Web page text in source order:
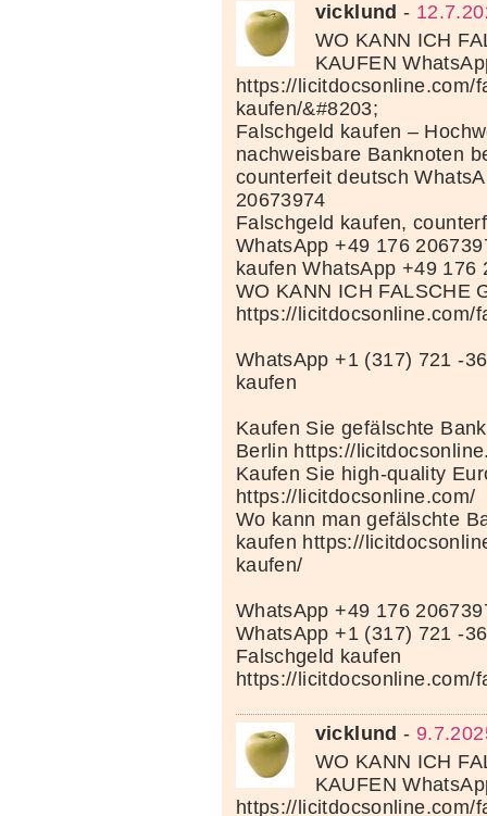
vicklund -
WO KANN ICH
KAUFEN
https://licitdocsonline.com/
kaufen/&#8203;
Falschgeld kaufen –
nachweisbare Banknoten
counterfeit deutsch
20673974
Falschgeld kaufen,
WhatsApp +49 176
kaufen WhatsApp +49 176
WO KANN ICH FALSCHE
https://licitdocsonline.com/
WhatsApp +1 (317) 721 -
kaufen
Kaufen Sie gefälschte
Berlin https://
Kaufen Sie high-quality
https://licitdocsonline.com/
Wo kann man gefälschte
kaufen https://
kaufen/
WhatsApp +49 176
WhatsApp +1 (317) 721 -
Falschgeld kaufen
https://licitdocsonline.com/
vicklund -
WO KANN ICH
KAUFEN
https://licitdocsonline.com/